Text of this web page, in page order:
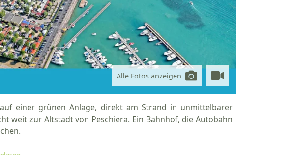
Alle Fotos anzeigen
einer grünen Anlage, direkt am Strand in unmittelbarer
weit zur Altstadt von Peschiera. Ein Bahnhof, die Autobahn